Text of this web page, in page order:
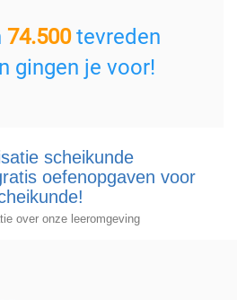
74.500tevreden
gingen je voor!
oefenopgaven voor
over onze leeromgeving